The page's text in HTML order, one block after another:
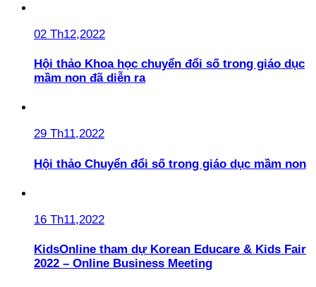
02 Th12,2022
Hội thảo Khoa học chuyển đổi số trong giáo dục
mầm non đã diễn ra
29 Th11,2022
Hội thảo Chuyển đổi số trong giáo dục mầm non
16 Th11,2022
KidsOnline tham dự Korean Educare & Kids Fair
2022 – Online Business Meeting